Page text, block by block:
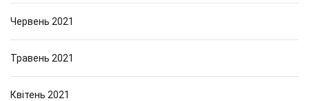
Червень 2021
Травень 2021
Квітень 2021